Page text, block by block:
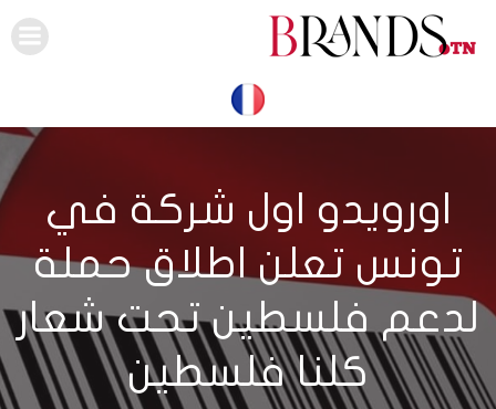
اورويدو اول شركة في
تونس تعلن اطلاق حملة
لدعم فلسطين تحت شعار
كلنا فلسطين